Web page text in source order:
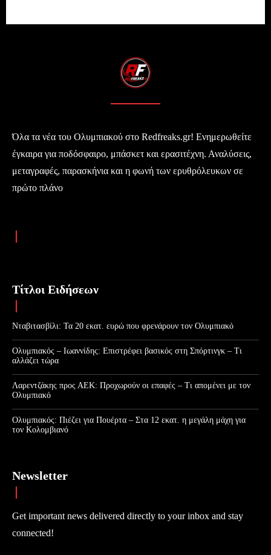
Όλα τα νέα του Ολυμπιακού στο Redfreaks.gr! Ενημερωθείτε
έγκαιρα για ποδόσφαιρο, μπάσκετ και ερασιτέχνη. Αναλύσεις,
μεταγραφές, παρασκήνια και η φωνή των ερυθρόλευκων σε
πρώτο πλάνο
Τίτλοι Ειδήσεων
Νταβιτασβίλι: Τα 20 εκατ. ευρώ που φρενάρουν τον Ολυμπιακό
Ολυμπιακός – Ιωαννίδης: Επιστρέφει βασικός στη Σπόρτινγκ – Τι
αλλάζει τώρα
Λαρεντζάκης προς ΑΕΚ: Προχωρούν οι επαφές – Τι απομένει με τον
Ολυμπιακό
Ολυμπιακός: Πιέζει για Πουέρτα – Στα 12 εκατ. η μεγάλη μάχη για
τον Κολομβιανό
Newsletter
Get important news delivered directly to your inbox and stay
connected!